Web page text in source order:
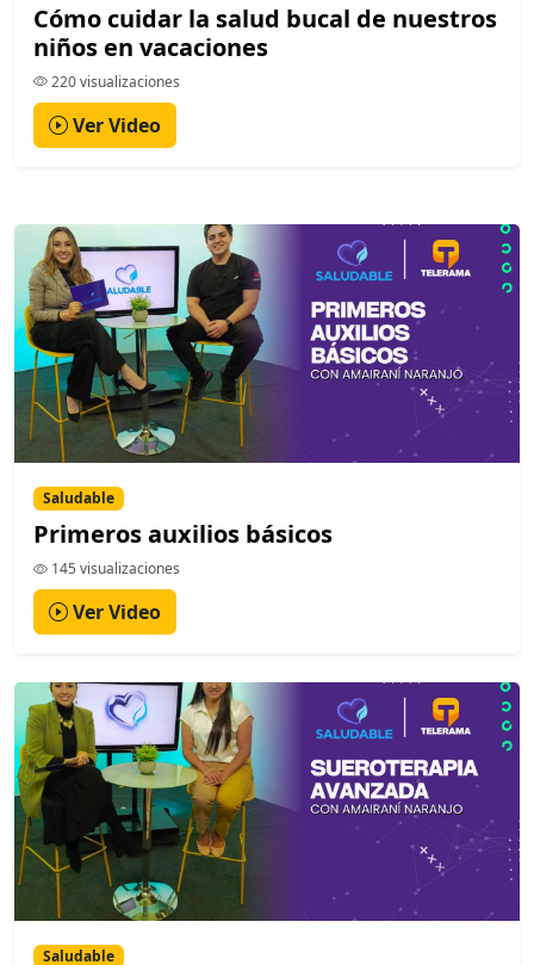
Cómo cuidar la salud bucal de nuestros
niños en vacaciones
220 visualizaciones
Ver Video
Saludable
Primeros auxilios básicos
145 visualizaciones
Ver Video
Saludable